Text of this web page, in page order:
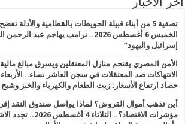
تصفية 5 من أبناء قبيلة الحويطات بالقطامية والأدلة
الخميس 6 أغسطس 2026.. ترامب يهاجم عبد
إسرائيل واليهود”
الأمن المصري يقتحم منازل المعتقلين ويسرق مبالغ
حصاد ارتفاع الأسعار: زيت الطعام والكهرباء والخبز وشبح
أين تذهب أموال القروض؟ لماذا يواصل صندوق النقد
مؤشرات الاقتصاد؟..